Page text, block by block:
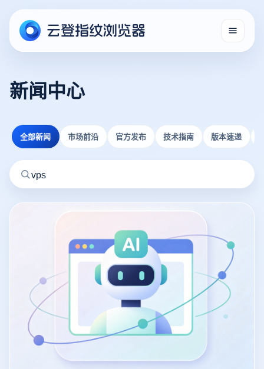
新闻中心
全部新闻 市场前沿 官方发布 技术指南 版本速递